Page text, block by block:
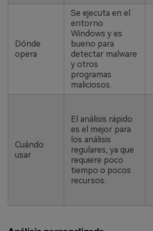
Dónde
opera
Se ejecuta en el
entorno
Windows y es
bueno para
detectar malware
y otros
programas
maliciosos.
Cuándo
usar
El análisis rápido
es el mejor para
los análisis
regulares, ya que
requiere poco
tiempo o pocos
recursos.